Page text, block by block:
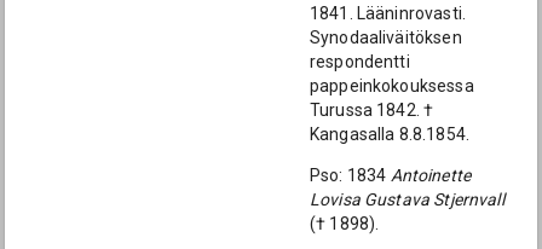
1841. Lääninrovasti.
Synodaaliväitöksen
respondentti
pappeinkokouksessa
Turussa 1842. †
Kangasalla 8.8.1854.
Pso: 1834 Antoinette
Lovisa Gustava Stjernvall
(† 1898).